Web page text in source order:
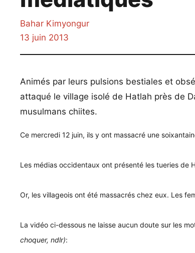
Bahar Kimyongur
13 juin 2013
Animés par leurs pulsions bestiales et
attaqué le village isolé de Hatlah près de
musulmans chiites.
Ce mercredi 12 juin, ils y ont massacré une
Les médias occidentaux ont présenté les tueries de
Or, les villageois ont été massacrés chez eux. Les
La vidéo ci-dessous ne laisse aucun doute sur les
choquer, ndlr):